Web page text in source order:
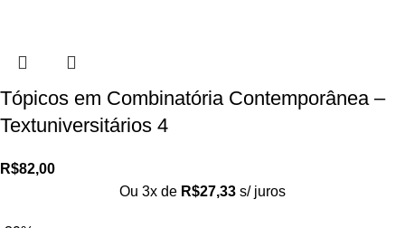
Tópicos em Combinatória Contemporânea –
Textuniversitários 4
R$82,00
Ou 3x de R$27,33 s/ juros